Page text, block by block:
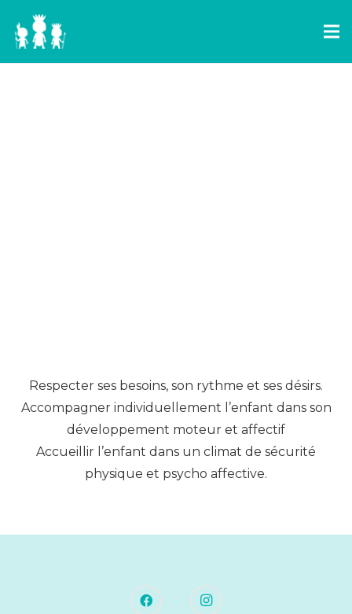
Respecter ses besoins, son rythme et ses désirs.
Accompagner individuellement l’enfant dans son
développement moteur et affectif
Accueillir l’enfant dans un climat de sécurité
physique et psycho affective.